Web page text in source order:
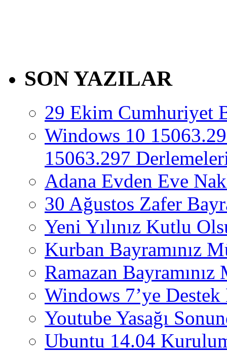
SON YAZILAR
29 Ekim Cumhuriyet
Windows 10
15063.297
Adana Evden Eve
30 Ağustos Zafer
Yeni Yılınız Kutlu
Kurban Bayramınız
Ramazan
Windows 7’ye
Youtube Yasağı
Ubuntu 14.04